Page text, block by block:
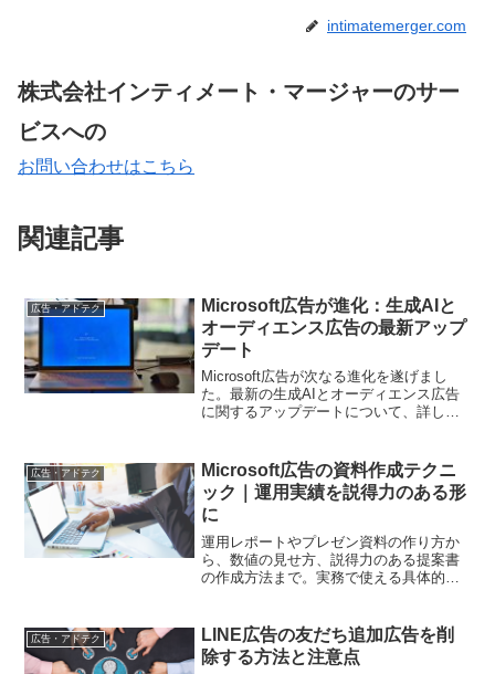
intimatemerger.com
株式会社インティメート・マージャーのサー
ビスへの
お問い合わせはこちら
関連記事
広告・アドテク
Microsoft広告が進化：生成AIと
オーディエンス広告の最新アップ
デート
Microsoft広告が次なる進化を遂げまし
た。最新の生成AIとオーディエンス広告
に関するアップデートについて、詳しく
広告・アドテク
Microsoft広告の資料作成テクニ
ック｜運用実績を説得力のある形
に
運用レポートやプレゼン資料の作り方か
ら、数値の見せ方、説得力のある提案書
の作成方法まで。実務で使える具体的な
広告・アドテク
LINE広告の友だち追加広告を削
除する方法と注意点